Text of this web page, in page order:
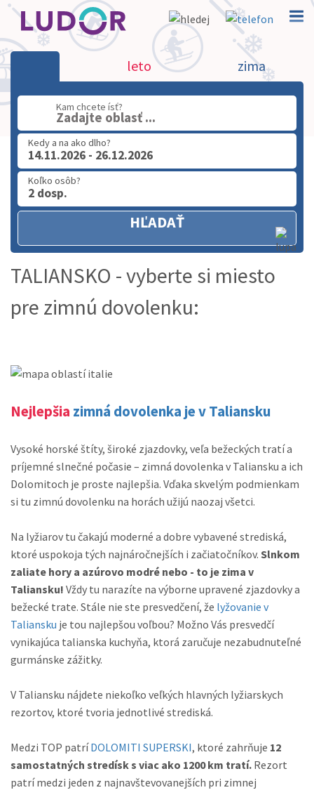
Taliansko
02 2063 3182
leto zima
Kam chcete ísť?
Zadajte oblasť ...
Kedy a na ako dlho?
14.11.2026 - 26.12.2026
Koľko osôb?
2 dosp.
HĽADAŤ
TALIANSKO - vyberte si miesto
pre zimnú dovolenku:
Nejlepšia zimná dovolenka je v Taliansku
Vysoké horské štíty, široké zjazdovky, veľa bežeckých tratí a
príjemné slnečné počasie – zimná dovolenka v Taliansku a ich
Dolomitoch je proste najlepšia. Vďaka skvelým podmienkam
si tu zimnú dovolenku na horách užijú naozaj všetci.
Na lyžiarov tu čakajú moderné a dobre vybavené strediská,
ktoré uspokoja tých najnáročnejších i začiatočníkov. Slnkom
zaliate hory a azúrovo modré nebo - to je zima v
Taliansku! Vždy tu narazíte na výborne upravené zjazdovky a
bežecké trate. Stále nie ste presvedčení, že lyžovanie v
Taliansku je tou najlepšou voľbou? Možno Vás presvedčí
vynikajúca talianska kuchyňa, ktorá zaručuje nezabudnuteľné
gurmánske zážitky.
V Taliansku nájdete niekoľko veľkých hlavných lyžiarskych
rezortov, ktoré tvoria jednotlivé strediská.
Medzi TOP patríDOLOMITI SUPERSKI, ktoré zahrňuje 12
samostatných stredísk s viac ako 1200 km tratí. Rezort
patrí medzi jeden z najnavštevovanejších pri zimnej